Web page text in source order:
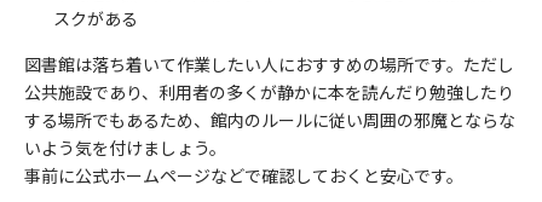
スクがある
図書館は落ち着いて作業したい人におすすめの場所です。ただし
公共施設であり、利用者の多くが静かに本を読んだり勉強したり
する場所でもあるため、館内のルールに従い周囲の邪魔とならな
いよう気を付けましょう。
事前に公式ホームページなどで確認しておくと安心です。